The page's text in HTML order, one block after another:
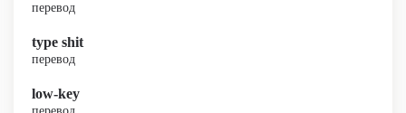
перевод
type shit
перевод
low-key